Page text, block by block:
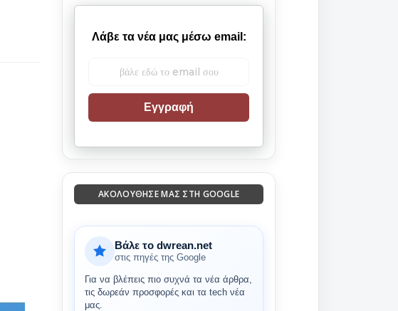
Λάβε τα νέα μας μέσω email:
Εγγραφή
ΑΚΟΛΟΎΘΗΣΈ ΜΑΣ ΣΤΗ GOOGLE
Βάλε το dwrean.net
στις πηγές της Google
Για να βλέπεις πιο συχνά τα νέα άρθρα,
τις δωρεάν προσφορές και τα tech νέα
μας.